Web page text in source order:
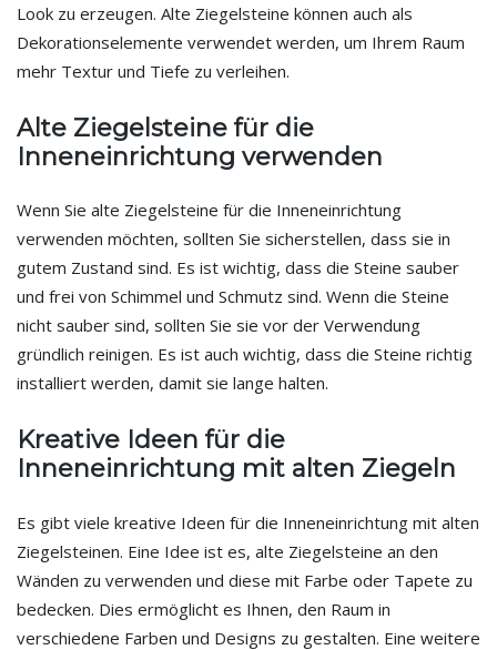
Look zu erzeugen. Alte Ziegelsteine können auch als
Dekorationselemente verwendet werden, um Ihrem Raum
mehr Textur und Tiefe zu verleihen.
Alte Ziegelsteine für die
Inneneinrichtung verwenden
Wenn Sie alte Ziegelsteine für die Inneneinrichtung
verwenden möchten, sollten Sie sicherstellen, dass sie in
gutem Zustand sind. Es ist wichtig, dass die Steine sauber
und frei von Schimmel und Schmutz sind. Wenn die Steine
nicht sauber sind, sollten Sie sie vor der Verwendung
gründlich reinigen. Es ist auch wichtig, dass die Steine richtig
installiert werden, damit sie lange halten.
Kreative Ideen für die
Inneneinrichtung mit alten Ziegeln
Es gibt viele kreative Ideen für die Inneneinrichtung mit alten
Ziegelsteinen. Eine Idee ist es, alte Ziegelsteine an den
Wänden zu verwenden und diese mit Farbe oder Tapete zu
bedecken. Dies ermöglicht es Ihnen, den Raum in
verschiedene Farben und Designs zu gestalten. Eine weitere